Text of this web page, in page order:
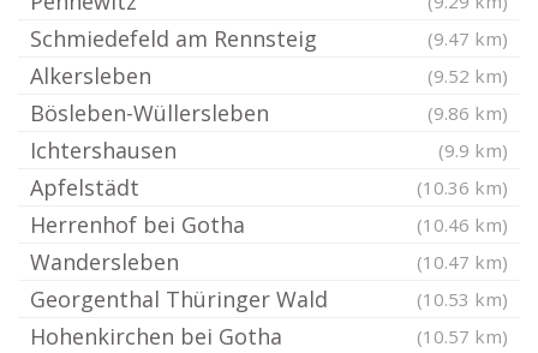
Schmiedefeld am Rennsteig (9.47 km)
Alkersleben (9.52 km)
Bösleben-Wüllersleben (9.86 km)
Ichtershausen (9.9 km)
Apfelstädt (10.36 km)
Herrenhof bei Gotha (10.46 km)
Wandersleben (10.47 km)
Georgenthal Thüringer Wald (10.53 km)
Hohenkirchen bei Gotha (10.57 km)